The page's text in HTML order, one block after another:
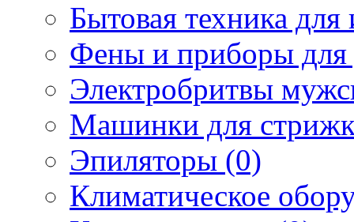
Бытовая техника
Фены и приборы для
Электробритвы
Машинки для
Эпиляторы (0)
Климатическое